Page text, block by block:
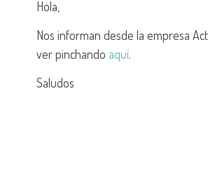
Hola,
Nos informan desde la empresa
ver pinchando aquí.
Saludos